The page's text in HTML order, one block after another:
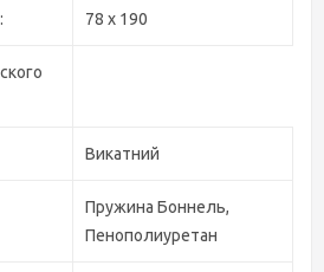
78 х 190
Викатний
Пружина Боннель,
Пенополиуретан